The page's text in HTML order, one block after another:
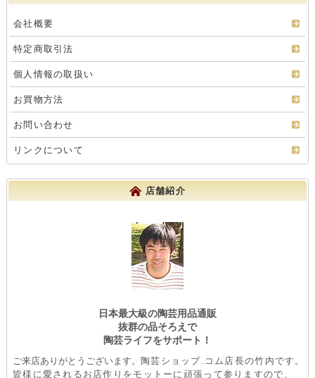
会社概要
特定商取引法
個人情報の取扱い
お買物方法
お問い合わせ
リンクについて
店舗紹介
日本最大級の陶芸用品通販
抜群の品そろえで
陶芸ライフをサポート！
ご来店ありがとうございます。 陶芸ショップ.コム店長の竹内です。
皆様に愛されるお店作りをモットーに頑張って参りますので、